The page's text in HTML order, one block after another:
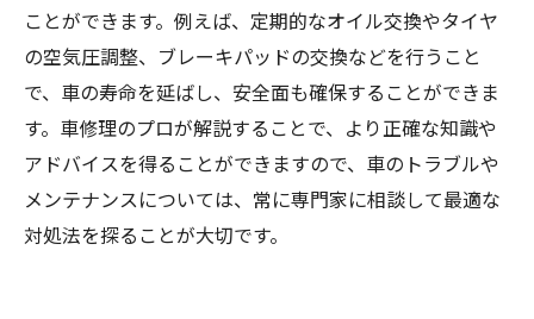
ことができます。例えば、定期的なオイル交換やタイヤ
の空気圧調整、ブレーキパッドの交換などを行うこと
で、車の寿命を延ばし、安全面も確保することができま
す。車修理のプロが解説することで、より正確な知識や
アドバイスを得ることができますので、車のトラブルや
メンテナンスについては、常に専門家に相談して最適な
対処法を探ることが大切です。